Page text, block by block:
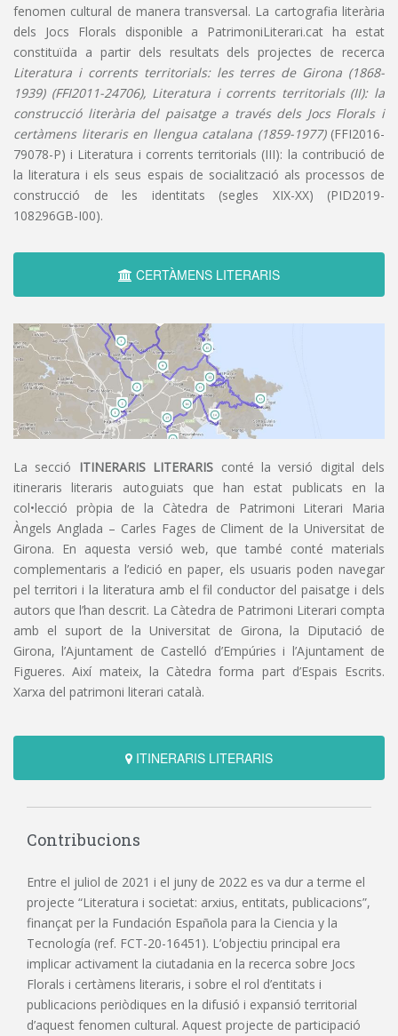
fenomen cultural de manera transversal. La cartografia literària
dels Jocs Florals disponible a PatrimoniLiterari.cat ha estat
constituïda a partir dels resultats dels projectes de recerca
Literatura i corrents territorials: les terres de Girona (1868-
1939) (FFI2011-24706), Literatura i corrents territorials (II): la
construcció literària del paisatge a través dels Jocs Florals i
certàmens literaris en llengua catalana (1859-1977)(FFI2016-
79078-P) i Literatura i corrents territorials (III): la contribució de
la literatura i els seus espais de socialització als processos de
construcció de les identitats (segles XIX-XX) (PID2019-
108296GB-I00).
CERTÀMENS LITERARIS
La secció ITINERARIS LITERARIS conté la versió digital dels
itineraris literaris autoguiats que han estat publicats en la
col•lecció pròpia de la Càtedra de Patrimoni Literari Maria
Àngels Anglada – Carles Fages de Climent de la Universitat de
Girona. En aquesta versió web, que també conté materials
complementaris a l’edició en paper, els usuaris poden navegar
pel territori i la literatura amb el fil conductor del paisatge i dels
autors que l’han descrit. La Càtedra de Patrimoni Literari compta
amb el suport de la Universitat de Girona, la Diputació de
Girona, l’Ajuntament de Castelló d’Empúries i l’Ajuntament de
Figueres. Així mateix, la Càtedra forma part d’Espais Escrits.
Xarxa del patrimoni literari català.
ITINERARIS LITERARIS
Contribucions
Entre el juliol de 2021 i el juny de 2022 es va dur a terme el
projecte “Literatura i societat: arxius, entitats, publicacions”,
finançat per la Fundación Española para la Ciencia y la
Tecnología (ref. FCT-20-16451). L’objectiu principal era
implicar activament la ciutadania en la recerca sobre Jocs
Florals i certàmens literaris, i sobre el rol d’entitats i
publicacions periòdiques en la difusió i expansió territorial
d’aquest fenomen cultural. Aquest projecte de participació